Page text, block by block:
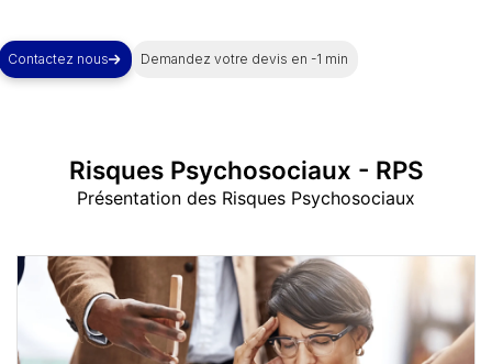
Contactez nous Demandez votre devis en -1 min
Risques Psychosociaux - RPS
Présentation des Risques Psychosociaux